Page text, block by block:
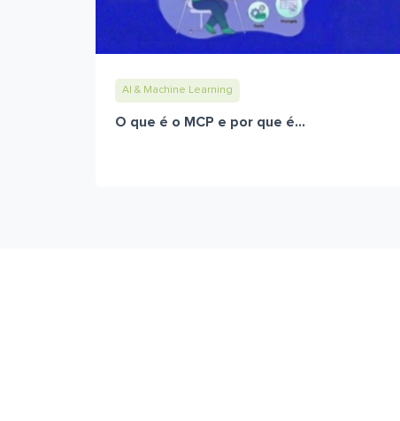
AI & Machine Learning
O que é o MCP e por que é...